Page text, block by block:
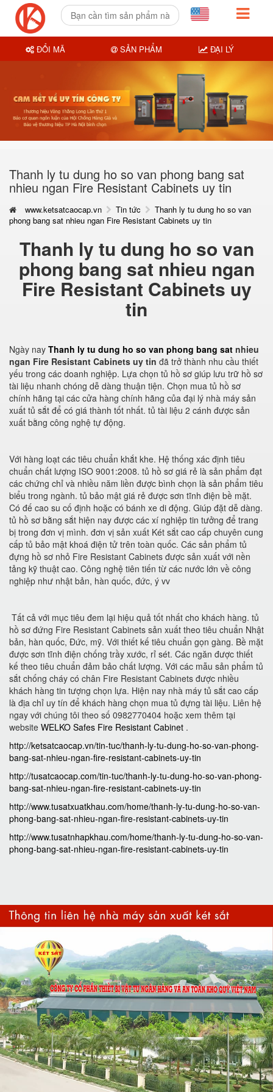
Thanh ly tu dung ho so van phong bang sat
nhieu ngan Fire Resistant Cabinets uy tin
www.ketsatcaocap.vn Tin tức
Thanh ly tu dung ho so van
phong bang sat nhieu ngan Fire Resistant Cabinets uy tin
Thanh ly tu dung ho so van
phong bang sat nhieu ngan
Fire Resistant Cabinets uy
tin
Ngày nay Thanh ly tu dung ho so van phong bang sat nhieu
ngan Fire Resistant Cabinets uy tin đã trở thành nhu cầu thiết
yếu trong các doanh nghiệp. Lựa chọn tủ hồ sơ giúp lưu trữ hồ sơ
tài liệu nhanh chóng dễ dàng thuận tiện. Chọn mua tủ hồ sơ
chính hãng tại các cửa hàng chính hãng của đại lý nhà máy sản
xuất tủ sắt để có giá thành tốt nhất. tủ tài liệu 2 cánh được sản
xuất bằng công nghệ tự động.
Với hàng loạt các tiêu chuẩn khắt khe. Hệ thống xác định tiêu
chuẩn chất lượng ISO 9001:2008. tủ hồ sơ giá rẻ là sản phẩm đạt
các chứng chỉ và nhiều năm liền được bình chọn là sản phẩm tiêu
biểu trong ngành. tủ bảo mật giá rẻ được sơn tĩnh điện bề mặt.
Có đế cao su cố định hoặc có bánh xe di động. Giúp đặt dễ dàng.
tủ hồ sơ bằng sắt hiện nay được các xí nghiệp tin tưởng để trang
bị trong đơn vị mình. đơn vị sản xuất Két sắt cao cấp chuyên cung
cấp tủ bảo mật khoá điện tử trên toàn quốc. Các sản phẩm tủ
đựng hồ sơ nhỏ Fire Resistant Cabinets được sản xuất với nền
tảng kỹ thuật cao. Công nghệ tiên tiến từ các nước lớn về công
nghiệp như nhật bản, hàn quốc, đức, ý vv
Tất cả với mục tiêu đem lại hiệu quả tốt nhất cho khách hàng. tủ
hồ sơ đứng Fire Resistant Cabinets sản xuất theo tiêu chuẩn Nhật
bản, hàn quốc, Đức, mỹ. Với thiết kế tiêu chuẩn gọn gàng. Bề mặt
được sơn tĩnh điện chống trầy xước, rỉ sét. Các ngăn được thiết
kế theo tiêu chuẩn đảm bảo chất lượng. Với các mẫu sản phẩm tủ
sắt chống cháy có chân Fire Resistant Cabinets được nhiều
khách hàng tin tượng chọn lựa. Hiện nay nhà máy tủ sắt cao cấp
là địa chỉ uy tín để khách hàng chọn mua tủ đựng tài liệu. Liên hệ
ngay với chúng tôi theo số 0982770404 hoặc xem thêm tại
website WELKO Safes Fire Resistant Cabinet .
http://ketsatcaocap.vn/tin-tuc/thanh-ly-tu-dung-ho-so-van-phong-
bang-sat-nhieu-ngan-fire-resistant-cabinets-uy-tin
http://tusatcaocap.com/tin-tuc/thanh-ly-tu-dung-ho-so-van-phong-
bang-sat-nhieu-ngan-fire-resistant-cabinets-uy-tin
http://www.tusatxuatkhau.com/home/thanh-ly-tu-dung-ho-so-van-
phong-bang-sat-nhieu-ngan-fire-resistant-cabinets-uy-tin
http://www.tusatnhapkhau.com/home/thanh-ly-tu-dung-ho-so-van-
phong-bang-sat-nhieu-ngan-fire-resistant-cabinets-uy-tin
ĐỔI MÃ SẢN PHẨM ĐẠI LÝ